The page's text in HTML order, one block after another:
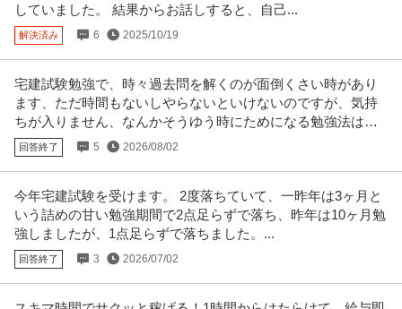
していました。 結果からお話しすると、自己...
解決済み 6 2025/10/19
宅建試験勉強で、時々過去問を解くのが面倒くさい時があり
ます、ただ時間もないしやらないといけないのですが、気持
ちが入りません、なんかそうゆう時にためになる勉強法はあ
りますか？
回答終了 5 2026/08/02
今年宅建試験を受けます。 2度落ちていて、一昨年は3ヶ月と
いう詰めの甘い勉強期間で2点足らずで落ち、昨年は10ヶ月勉
強しましたが、1点足らずで落ちました。...
回答終了 3 2026/07/02